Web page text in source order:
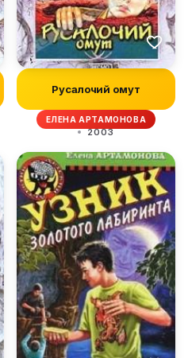
Русалочий омут
ЕЛЕНА АРТАМОНОВА
2003